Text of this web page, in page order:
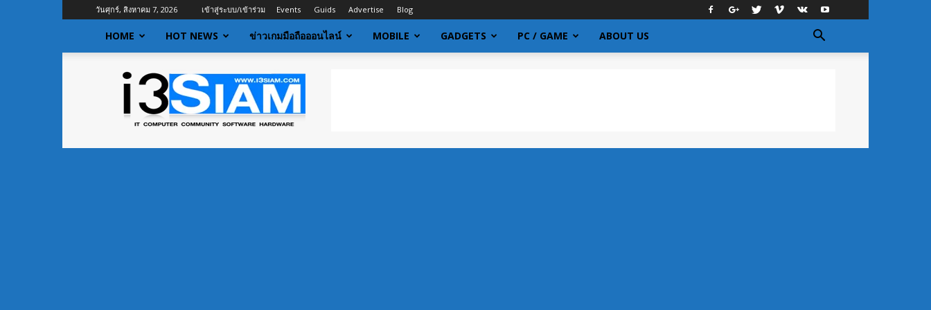
วันศุกร์, สิงหาคม 7, 2026 เข้าสู่ระบบ/เข้าร่วม Events Guids Advertise Blog
HOME HOT NEWS ข่าวเกมมือถือออนไลน์ MOBILE GADGETS PC / GAME ABOUT US
I3siam
ข่าว
ไอที
ข้อมูล